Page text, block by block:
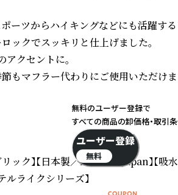
ーツからハイキングなどにも活躍する
ックでスッキリと仕上げました。
クセントに。
もマフラー代わりにご使用いただけま
ック】【日本製／Made in Japan】【吸水
ルライクシリーズ】
無料のユーザー登録で
すべての商品の卸価格・取引
ユーザー登録
無料